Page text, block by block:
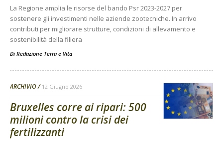
La Regione amplia le risorse del bando Psr 2023-2027 per
sostenere gli investimenti nelle aziende zootecniche. In arrivo
contributi per migliorare strutture, condizioni di allevamento e
sostenibilità della filiera
Di Redazione Terra e Vita
ARCHIVIO 12 Giugno 2026
Bruxelles corre ai ripari: 500
milioni contro la crisi dei
fertilizzanti